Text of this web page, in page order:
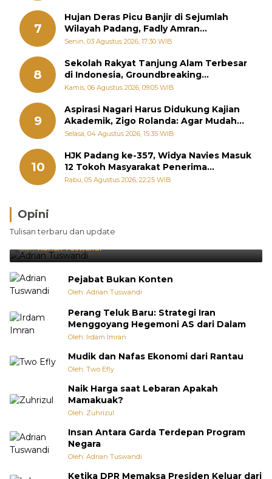
7
Hujan Deras Picu Banjir di Sejumlah
Wilayah Padang, Fadly Amran
Perintahkan OPD Siaga
Senin, 03 Agustus 2026, 17:30 WIB
8
Sekolah Rakyat Tanjung Alam Terbesar
di Indonesia, Groundbreaking
September
Kamis, 06 Agustus 2026, 09:05 WIB
9
Aspirasi Nagari Harus Didukung Kajian
Akademik, Zigo Rolanda: Agar Mudah
Diperjuangkan di Kementerian
Selasa, 04 Agustus 2026, 15:35 WIB
10
HJK Padang ke-357, Widya Navies Masuk
12 Tokoh Masyarakat Penerima
Penghargaan Pemko Padang
Rabu, 05 Agustus 2026, 22:25 WIB
Opini
Tulisan terbaru dan update
Brasil Lebih Diunggulkan, tetapi Jepang Selalu
Punya Cara Membuat Kejutan
Oleh:Adrian Tuswandi
Pejabat Bukan Konten
Oleh: Adrian Tuswandi
Perang Teluk Baru: Strategi Iran
Menggoyang Hegemoni AS dari Dalam
Oleh: Irdam Imran
Mudik dan Nafas Ekonomi dari Rantau
Oleh: Two Efly
Naik Harga saat Lebaran Apakah
Mamakuak?
Oleh: Zuhrizul
Insan Antara Garda Terdepan Program
Negara
Oleh: Adrian Tuswandi
Ketika DPR Memaksa Presiden Keluar dari